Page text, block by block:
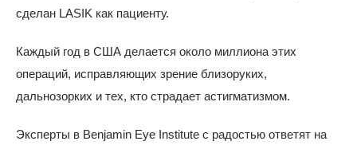
сделан LASIK как пациенту.
Каждый год в США делается около миллиона этих
операций, исправляющих зрение близоруких,
дальнозорких и тех, кто страдает астигматизмом.
Эксперты в Benjamin Eye Institute с радостью ответят на